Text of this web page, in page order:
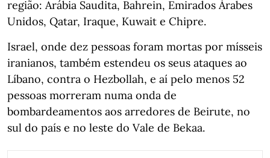
região: Arábia Saudita, Bahrein, Emirados Árabes
Unidos, Qatar, Iraque, Kuwait e Chipre.
Israel, onde dez pessoas foram mortas por mísseis
iranianos, também estendeu os seus ataques ao
Líbano, contra o Hezbollah, e aí pelo menos 52
pessoas morreram numa onda de
bombardeamentos aos arredores de Beirute, no
sul do país e no leste do Vale de Bekaa.